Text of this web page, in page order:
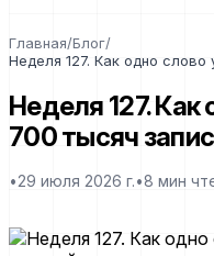
Главная/Блог/
Неделя 127. Как одно слово
Неделя 127. Как
700 тысяч
•29 июля 2026 г.•8 мин